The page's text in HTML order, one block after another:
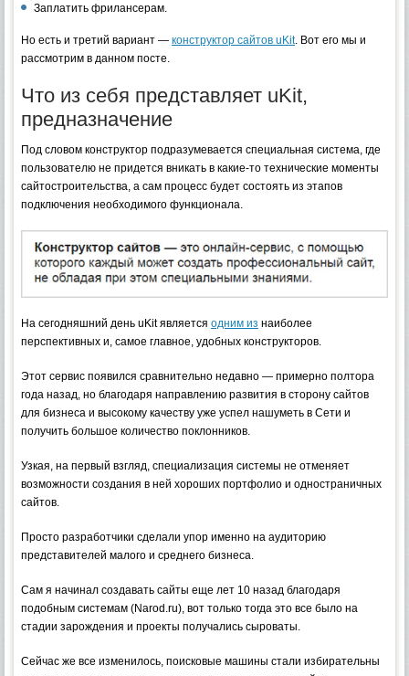
Заплатить фрилансерам.
Но есть и третий вариант — конструктор сайтов uKit. Вот его мы и
рассмотрим в данном посте.
Что из себя представляет uKit,
предназначение
Под словом конструктор подразумевается специальная система, где
пользователю не придется вникать в какие-то технические моменты
сайтостроительства, а сам процесс будет состоять из этапов
подключения необходимого функционала.
На сегодняшний день uKit является одним из наиболее
перспективных и, самое главное, удобных конструкторов.
Этот сервис появился сравнительно недавно — примерно полтора
года назад, но благодаря направлению развития в сторону сайтов
для бизнеса и высокому качеству уже успел нашуметь в Сети и
получить большое количество поклонников.
Узкая, на первый взгляд, специализация системы не отменяет
возможности создания в ней хороших портфолио и одностраничных
сайтов.
Просто разработчики сделали упор именно на аудиторию
представителей малого и среднего бизнеса.
Сам я начинал создавать сайты еще лет 10 назад благодаря
подобным системам (Narod.ru), вот только тогда это все было на
стадии зарождения и проекты получались сыроваты.
Сейчас же все изменилось, поисковые машины стали избирательны